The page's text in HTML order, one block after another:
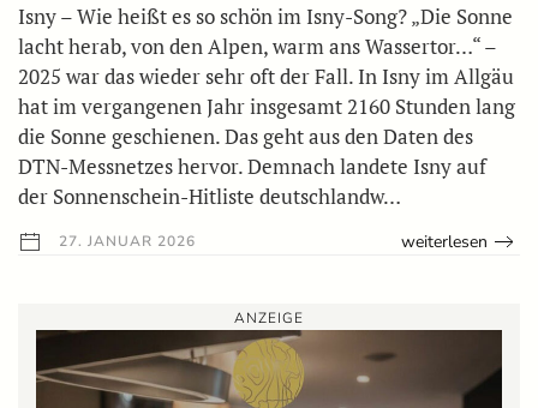
Isny – Wie heißt es so schön im Isny-Song? „Die Sonne
lacht herab, von den Alpen, warm ans Wassertor…“ –
2025 war das wieder sehr oft der Fall. In Isny im Allgäu
hat im vergangenen Jahr insgesamt 2160 Stunden lang
die Sonne geschienen. Das geht aus den Daten des
DTN-Messnetzes hervor. Demnach landete Isny auf
der Sonnenschein-Hitliste deutschlandw…
27. JANUAR 2026 weiterlesen
ANZEIGE